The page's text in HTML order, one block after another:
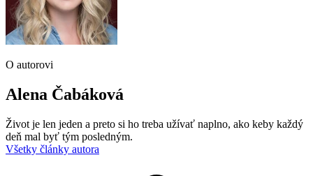
O autorovi
Alena Čabáková
Život je len jeden a preto si ho treba užívať naplno, ako keby každý
deň mal byť tým posledným.
Všetky články autora